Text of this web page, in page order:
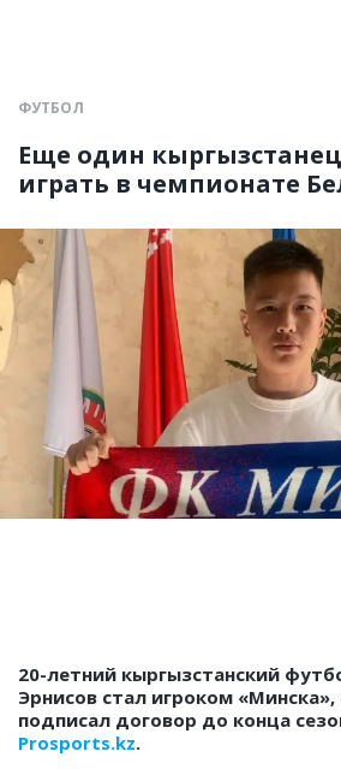
ФУТБОЛ
Еще один
играть в чемпионате
20-летний кыргызстанский
Эрнисов стал игроком
подписал договор до конца
Prosports.kz.